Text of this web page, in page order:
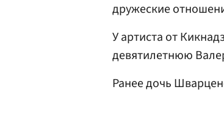
дружеские
У артиста от
девятилетнюю
Ранее дочь